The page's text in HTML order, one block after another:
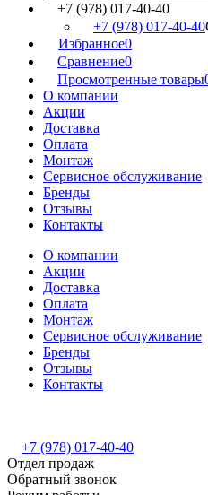
+7 (978) 017-40-40
+7 (978) 017-40-40
Избранное0
Сравнение0
Просмотренные товары
О компании
Акции
Доставка
Оплата
Монтаж
Сервисное обслуживание
Бренды
Отзывы
Контакты
О компании
Акции
Доставка
Оплата
Монтаж
Сервисное обслуживание
Бренды
Отзывы
Контакты
+7 (978) 017-40-40
Отдел продаж
Обратный звонок